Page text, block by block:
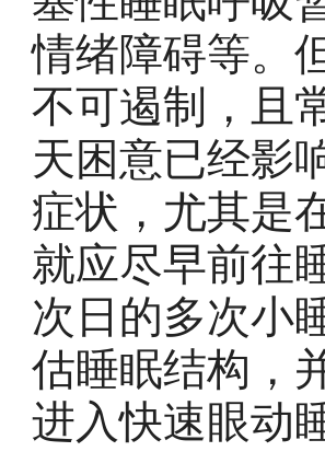
情绪障碍等。
不可遏制，且
天困意已经影
症状，尤其是
就应尽早前往
次日的多次小
估睡眠结构，
进入快速眼动